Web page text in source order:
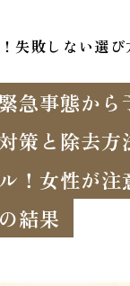
失敗しない選
急事態か
策と除去方
！女性が
結果